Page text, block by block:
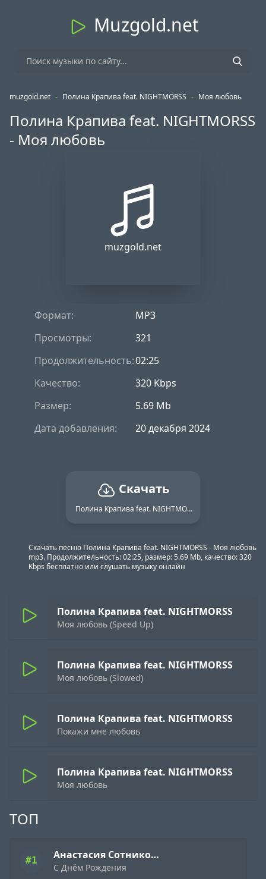
Muzgold.net
ТОП
#1 Анастасия Сотникова
С Днём Рождения
muzgold.net - Полина Крапива feat. NIGHTMORSS - Моя любовь
Полина Крапива feat. NIGHTMORSS
- Моя любовь
muzgold.net
Формат:
MP3
Просмотры:
321
Продолжительность:02:25
Качество:
320 Kbps
Размер:
5.69 Mb
Дата добавления:
20 декабря 2024
Скачать
Полина Крапива feat. NIGHTMORSS - Моя любовь
Скачать песню Полина Крапива feat. NIGHTMORSS - Моя любовь
mp3. Продолжительность: 02:25, размер: 5.69 Mb, качество: 320
Kbps бесплатно или слушать музыку онлайн
Полина Крапива feat. NIGHTMORSS
Моя любовь (Speed Up)
Полина Крапива feat. NIGHTMORSS
Моя любовь (Slowed)
Полина Крапива feat. NIGHTMORSS
Покажи мне любовь
Полина Крапива feat. NIGHTMORSS
Моя любовь